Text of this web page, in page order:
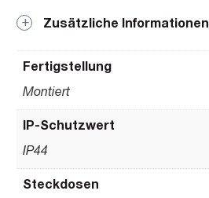
Zusätzliche Informationen
Fertigstellung
Montiert
IP-Schutzwert
IP44
Steckdosen